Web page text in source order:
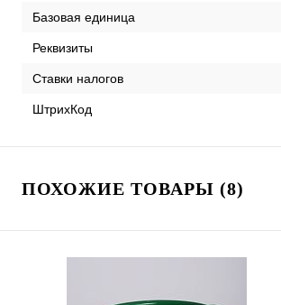
Базовая единица
Реквизиты
Ставки налогов
ШтрихКод
ПОХОЖИЕ ТОВАРЫ (8)